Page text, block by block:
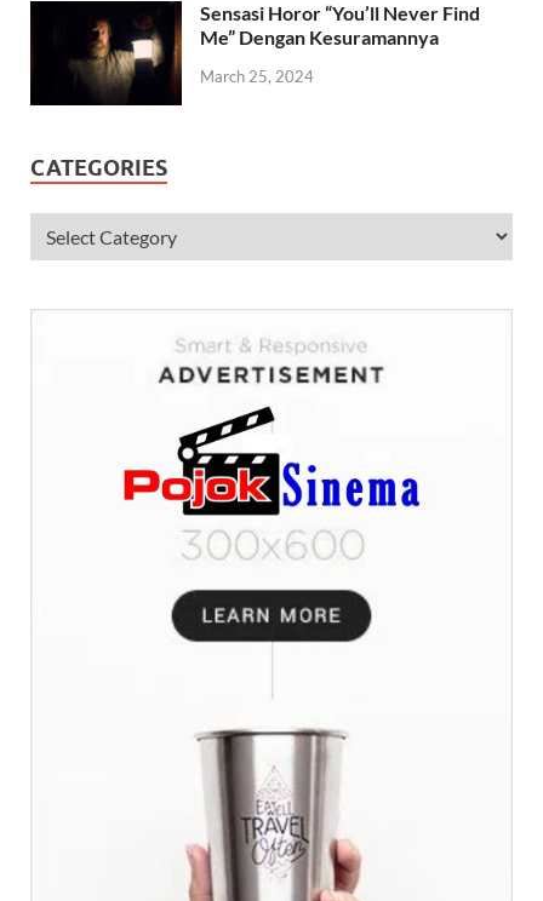
Sensasi Horor “You’ll Never Find
Me” Dengan Kesuramannya
March 25, 2024
CATEGORIES